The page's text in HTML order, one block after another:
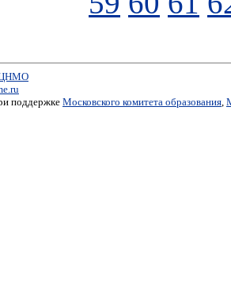
поддержке Московского комитета образования,